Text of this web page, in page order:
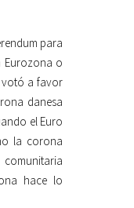
para
Eurozona o
a favor
danesa
el Euro
la corona
hace lo